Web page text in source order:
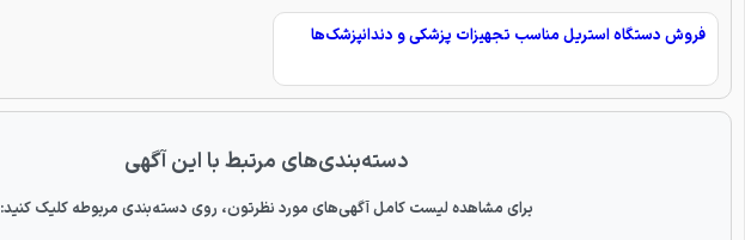
فروش دستگاه استریل مناسب تجهیزات پزشکی و دندانپزشک‌ها
دسته‌بندی‌های مرتبط با این آگهی
برای مشاهده لیست کامل آگهی‌های مورد نظرتون، روی دسته‌بندی مربوطه کلیک کنید: